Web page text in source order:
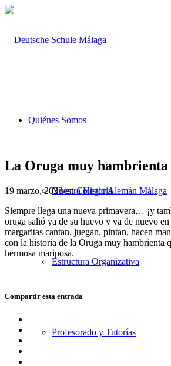
Quiénes Somos
Nuestra Historia
Estructura Organizativa
Profesorado y Tutorías
La Oruga muy hambrienta
19 marzo, 2023/enColegio Alemán Málaga
Siempre llega una nueva primavera… ¡y
oruga salió ya de su huevo y va de nuevo
margaritas cantan, juegan, pintan, hacen
con la historia de la Oruga muy hambrienta
hermosa mariposa.
Compartir esta entrada
Compartir